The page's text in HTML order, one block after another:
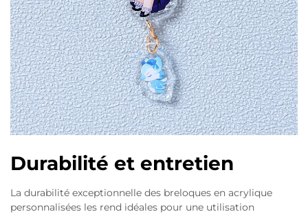
Durabilité et entretien
La durabilité exceptionnelle des breloques en acrylique
personnalisées les rend idéales pour une utilisation